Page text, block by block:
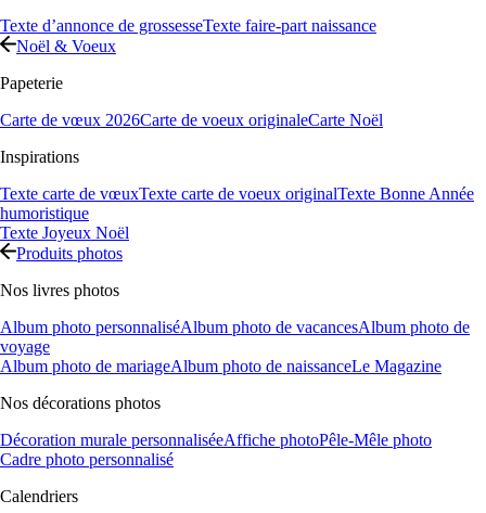
Texte d’annonce de grossesseTexte faire-part naissance
Noël & Voeux
Papeterie
Carte de vœux 2026Carte de voeux originaleCarte Noël
Inspirations
Texte carte de vœuxTexte carte de voeux originalTexte Bonne Année
humoristique
Texte Joyeux Noël
Produits photos
Nos livres photos
Album photo personnaliséAlbum photo de vacancesAlbum photo de
voyage
Album photo de mariageAlbum photo de naissanceLe Magazine
Nos décorations photos
Décoration murale personnaliséeAffiche photoPêle-Mêle photo
Cadre photo personnalisé
Calendriers